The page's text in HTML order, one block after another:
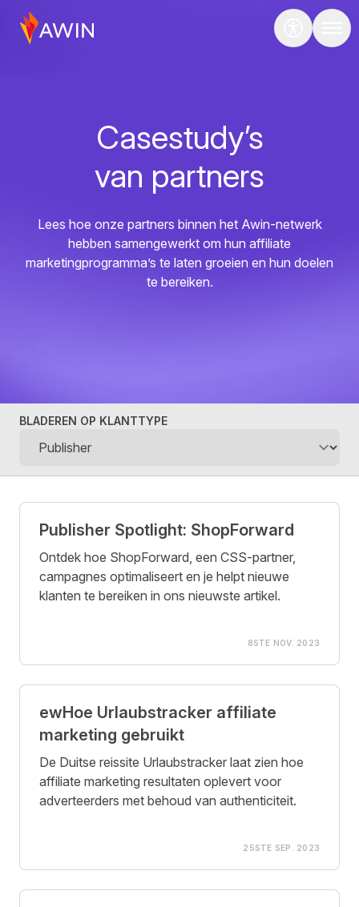
Casestudy’s
van partners
Lees hoe onze partners binnen het Awin-netwerk
hebben samengewerkt om hun affiliate
marketingprogramma’s te laten groeien en hun doelen
te bereiken.
BLADEREN OP KLANTTYPE
Case studies
Publisher Spotlight: ShopForward
Ontdek hoe ShopForward, een CSS-partner,
campagnes optimaliseert en je helpt nieuwe
klanten te bereiken in ons nieuwste artikel.
8STE NOV. 2023
ewHoe Urlaubstracker affiliate
marketing gebruikt
De Duitse reissite Urlaubstracker laat zien hoe
affiliate marketing resultaten oplevert voor
adverteerders met behoud van authenticiteit.
25STE SEP. 2023